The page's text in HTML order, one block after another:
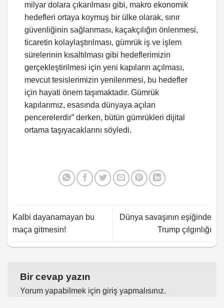
milyar dolara çıkarılması gibi, makro ekonomik
hedefleri ortaya koymuş bir ülke olarak, sınır
güvenliğinin sağlanması, kaçakçılığın önlenmesi,
ticaretin kolaylaştırılması, gümrük iş ve işlem
sürelerinin kısaltılması gibi hedeflerimizin
gerçekleştirilmesi için yeni kapıların açılması,
mevcut tesislerimizin yenilenmesi, bu hedefler
için hayati önem taşımaktadır. Gümrük
kapılarımız, esasında dünyaya açılan
pencerelerdir” derken, bütün gümrükleri dijital
ortama taşıyacaklarını söyledi.
Kalbi dayanamayan bu
maça gitmesin!
Dünya savaşının eşiğinde
Trump çılgınlığı
Bir cevap yazın
Yorum yapabilmek için giriş yapmalısınız.